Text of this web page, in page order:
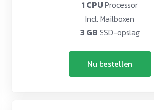
1 CPU Processor
Incl. Mailboxen
3 GB SSD-opslag
Nu bestellen